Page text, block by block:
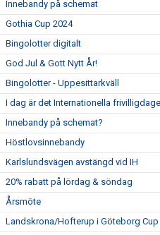
Innebandy på schemat
Gothia Cup 2024
Bingolotter digitalt
God Jul & Gott Nytt År!
Bingolotter - Uppesittarkväll
I dag är det Internationella
Innebandy på schemat?
Höstlovsinnebandy
Karlslundsvägen avstängd vid IH
20% rabatt på lördag & söndag
Årsmöte
Landskrona/Hofterup i Göteborg Cup